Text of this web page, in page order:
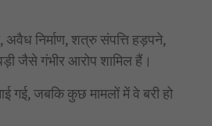
अवैध निर्माण, शत्रु संपत्ति हड़पने,
जैसे गंभीर आरोप शामिल हैं।
गई, जबकि कुछ मामलों में वे बरी हो